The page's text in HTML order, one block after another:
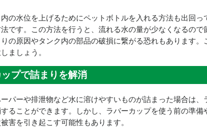
の水位を上げるためにペットボトルを入れる方法も出回っ
です。この方法を行うと、流れる水の量が少なくなるので
の原因やタンク内の部品の破損に繋がる恐れもあります。
ましょう。
プで詰まりを解消
ーパーや排泄物など水に溶けやすいものが詰まった場合は、
ることができます。しかし、ラバーカップを使う前の準備
害を引き起こす可能性もあります。